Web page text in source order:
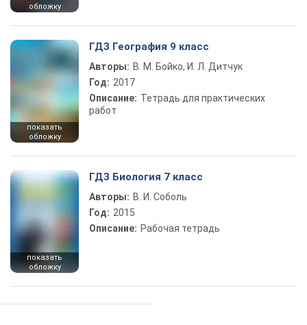
обложку
показать
обложку
ГДЗ География 9 класс
Авторы: В. М. Бойко, И. Л. Дитчук
Год: 2017
Описание: Тетрадь для практических
работ
показать
обложку
ГДЗ Биология 7 класс
Авторы: В. И. Соболь
Год: 2015
Описание: Рабочая тетрадь